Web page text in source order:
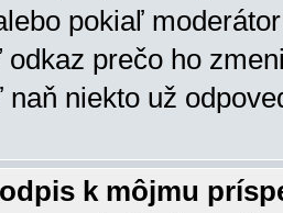
pokiaľ
prečo ho
niekto už
k môjmu